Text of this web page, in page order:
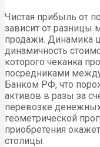
Чистая прибыль от
зависит от разницы
продажи. Динамика
динамичность
которого чеканка
посредниками
Банком РФ, что
активов в разы за
перевозке денежных
геометрической
приобретения
столицы.